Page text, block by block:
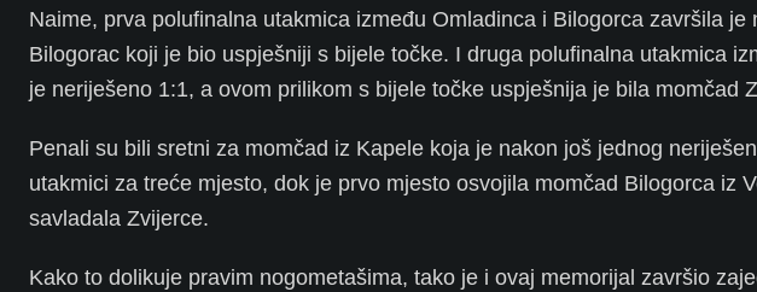
Naime, prva polufinalna utakmica između Omladinca i Bilogorca završila
Bilogorac koji je bio uspješniji s bijele točke. I druga polufinalna utakmica
je neriješeno 1:1, a ovom prilikom s bijele točke uspješnija je bila momčad
Penali su bili sretni za momčad iz Kapele koja je nakon još jednog
utakmici za treće mjesto, dok je prvo mjesto osvojila momčad Bilogorca iz
savladala Zvijerce.
Kako to dolikuje pravim nogometašima, tako je i ovaj memorijal završio